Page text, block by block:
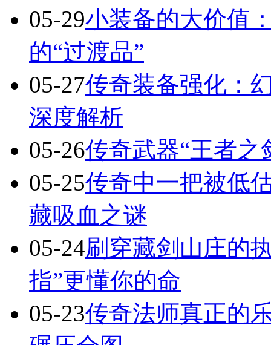
05-29小装备的大价值
的“过渡品”
05-27传奇装备强化：
深度解析
05-26传奇武器“王者之
05-25传奇中一把被低
藏吸血之谜
05-24刷穿藏剑山庄的
指”更懂你的命
05-23传奇法师真正的